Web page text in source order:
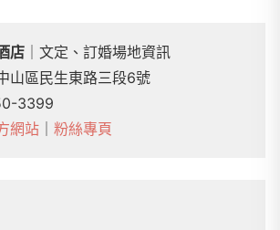
店 ｜文定、訂婚場地資訊
山區民生東路三段6號
3399
網站 粉絲專頁